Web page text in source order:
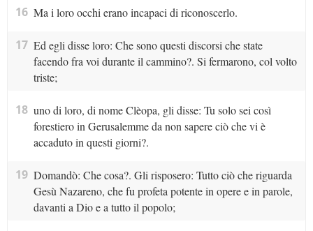
16 Ma i loro occhi erano incapaci di riconoscerlo.
17 Ed egli disse loro: Che sono questi discorsi che state
facendo fra voi durante il cammino?. Si fermarono, col volto
triste;
18 uno di loro, di nome Clèopa, gli disse: Tu solo sei così
forestiero in Gerusalemme da non sapere ciò che vi è
accaduto in questi giorni?.
19 Domandò: Che cosa?. Gli risposero: Tutto ciò che riguarda
Gesù Nazareno, che fu profeta potente in opere e in parole,
davanti a Dio e a tutto il popolo;